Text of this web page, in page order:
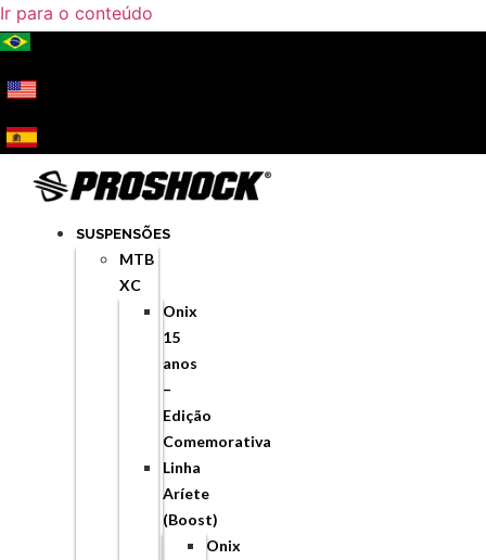
Ir para o conteúdo
SUSPENSÕES
MTB
XC
Onix
15
anos
–
Edição
Comemorativa
Linha
Aríete
(Boost)
Onix